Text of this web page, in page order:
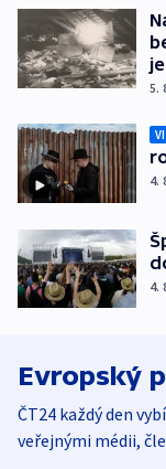
5.
4.
4.
Evropský
ČT24 každý den
veřejnými médii,